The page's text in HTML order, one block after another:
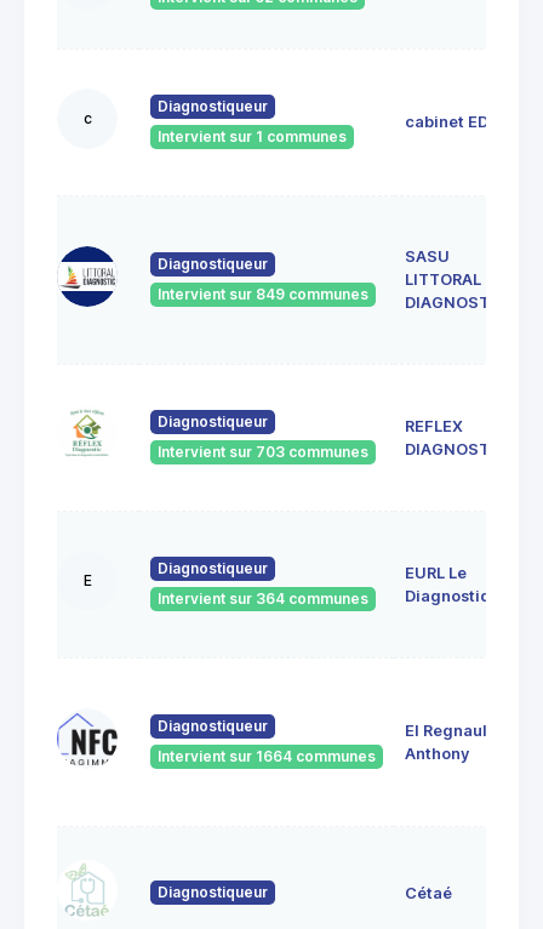
c
Diagnostiqueur
Intervient sur 1 communes
cabinet EDIL
Diagnostiqueur
Intervient sur 849 communes
SASU
LITTORAL
DIAGNOSTIC
Diagnostiqueur
Intervient sur 703 communes
REFLEX
DIAGNOSTIC
E
Diagnostiqueur
Intervient sur 364 communes
EURL Le
Diagnostiqueur
Diagnostiqueur
Intervient sur 1664 communes
EI Regnault
Anthony
Diagnostiqueur Cétaé